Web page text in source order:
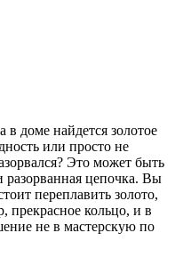
доме найдется золотое
или просто не
Это может быть
разорванная цепочка. Вы
переплавить золото,
прекрасное кольцо, и в
не в мастерскую по